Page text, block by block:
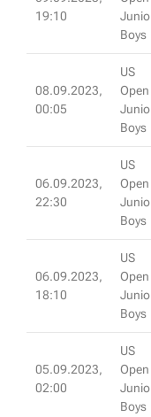
19:10
Boys
08.09.2023,
00:05
US
Open
Boys
06.09.2023,
22:30
US
Open
Boys
06.09.2023,
18:10
US
Open
Boys
05.09.2023,
02:00
US
Open
Boys